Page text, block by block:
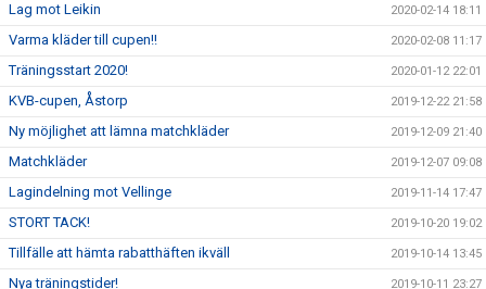
Lag mot Leikin 2020-02-14 18:11
Varma kläder till cupen!! 2020-02-08 11:17
Träningsstart 2020! 2020-01-12 22:01
KVB-cupen, Åstorp 2019-12-22 21:58
Ny möjlighet att lämna matchkläder 2019-12-09 21:40
Matchkläder 2019-12-07 09:08
Lagindelning mot Vellinge 2019-11-14 17:47
STORT TACK! 2019-10-20 19:02
Tillfälle att hämta rabatthäften ikväll 2019-10-14 13:45
Nya träningstider! 2019-10-11 23:27